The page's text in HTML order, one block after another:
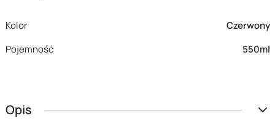
Kolor
Czerwony
Pojemność
550ml
Opis